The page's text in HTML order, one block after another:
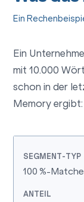
Ein
Ein
mit 10.000
schon in der
Memory ergibt:
100 %-